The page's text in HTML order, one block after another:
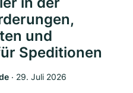
und
Speditionen
‧ 29. Juli 2026